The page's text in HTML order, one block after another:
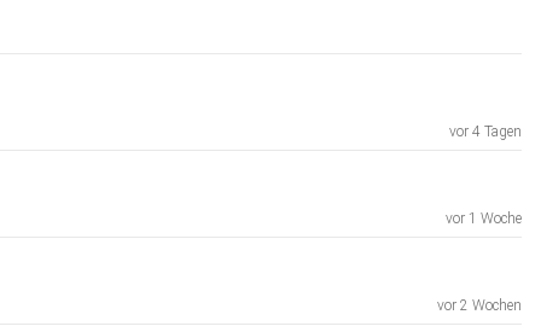
vor 4 Tagen
vor 1 Woche
vor 2 Wochen